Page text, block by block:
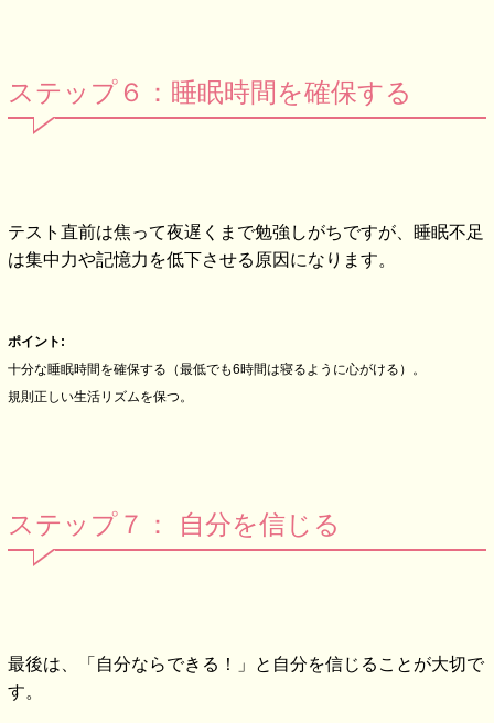
ステップ６：睡眠時間を確保する
テスト直前は焦って夜遅くまで勉強しがちですが、睡眠不足
は集中力や記憶力を低下させる原因になります。
ポイント:
十分な睡眠時間を確保する（最低でも6時間は寝るように心がける）。
規則正しい生活リズムを保つ。
ステップ７： 自分を信じる
最後は、「自分ならできる！」と自分を信じることが大切で
す。